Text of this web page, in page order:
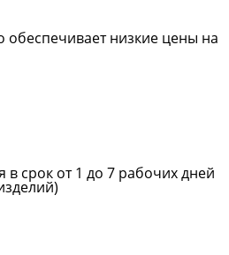
обеспечивает низкие цены на
срок от 1 до 7 рабочих дней